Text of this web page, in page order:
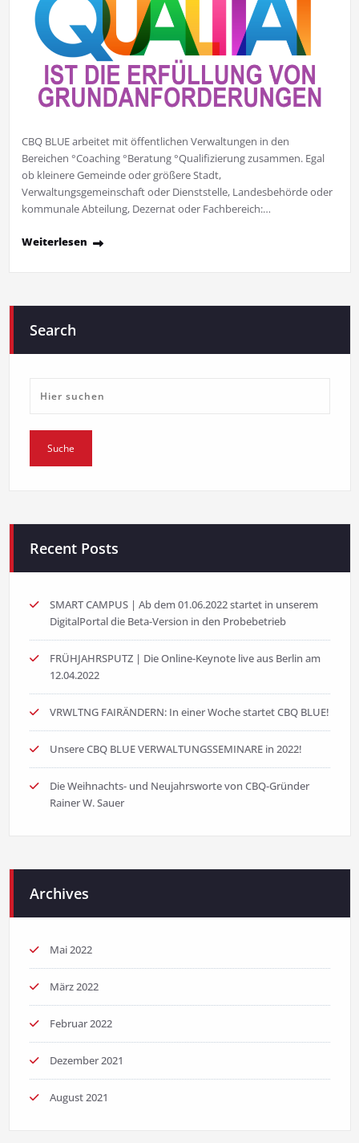
CBQ BLUE arbeitet mit öffentlichen Verwaltungen in den
Bereichen °Coaching °Beratung °Qualifizierung zusammen. Egal
ob kleinere Gemeinde oder größere Stadt,
Verwaltungsgemeinschaft oder Dienststelle, Landesbehörde oder
kommunale Abteilung, Dezernat oder Fachbereich:…
Weiterlesen
Search
Recent Posts
SMART CAMPUS | Ab dem 01.06.2022 startet in unserem
DigitalPortal die Beta-Version in den Probebetrieb
FRÜHJAHRSPUTZ | Die Online-Keynote live aus Berlin am
12.04.2022
VRWLTNG FAIRÄNDERN: In einer Woche startet CBQ BLUE!
Unsere CBQ BLUE VERWALTUNGSSEMINARE in 2022!
Die Weihnachts- und Neujahrsworte von CBQ-Gründer
Rainer W. Sauer
Archives
Mai 2022
März 2022
Februar 2022
Dezember 2021
August 2021